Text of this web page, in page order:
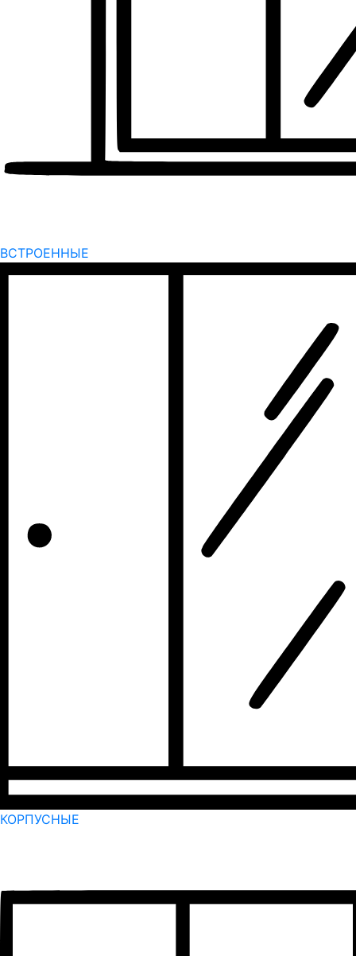
ВСТРОЕННЫЕ
КОРПУСНЫЕ